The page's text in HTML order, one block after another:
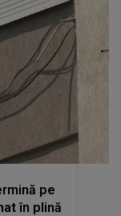
pe
în plină